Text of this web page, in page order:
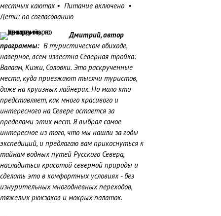
местных каютах • Питание включено •
Дети: по согласованию
Дмитрий, автор
программы: В туристическом обиходе,
наверное, всем известна Северная тройка:
Валаам, Кижи, Соловки. Это раскрученные
места, куда приезжают тысячи туристов,
даже на круизных лайнерах. Но мало кто
представляет, как много красивого и
интересного на Севере остается за
пределами этих мест. Я выбрал самое
интересное из того, что мы нашли за годы
экспедиций, и предлагаю вам прикоснуться к
тайнам водных путей Русского Севера,
насладиться красотой северной природы и
сделать это в комфортных условиях - без
изнурительных многодневных переходов,
тяжелых рюкзаков и мокрых палаток.